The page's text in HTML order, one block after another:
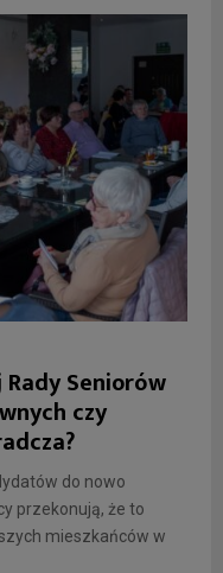
Seniorów
czy
do nowo
przekonują, że to
mieszkańców w